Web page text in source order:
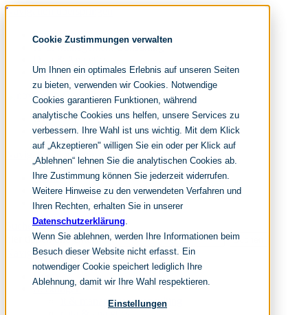
Cookie Zustimmungen verwalten
Um Ihnen ein optimales Erlebnis auf unseren Seiten
zu bieten, verwenden wir Cookies. Notwendige
Cookies garantieren Funktionen, während
analytische Cookies uns helfen, unsere Services zu
verbessern. Ihre Wahl ist uns wichtig. Mit dem Klick
auf „Akzeptieren" willigen Sie ein oder per Klick auf
„Ablehnen“ lehnen Sie die analytischen Cookies ab.
Ihre Zustimmung können Sie jederzeit widerrufen.
Weitere Hinweise zu den verwendeten Verfahren und
Ihren Rechten, erhalten Sie in unserer
Datenschutzerklärung.
Wenn Sie ablehnen, werden Ihre Informationen beim
Besuch dieser Website nicht erfasst. Ein
notwendiger Cookie speichert lediglich Ihre
Ablehnung, damit wir Ihre Wahl respektieren.
Einstellungen
Navigation überspringen
noventum
IT & Management Consulting
People & Culture
DE
EN
Navigation überspringen
Home
Archiv
Redaktion
Suchen
hier tippen und enter
Suchen
Navigation überspringen
Home
Leistungen
it & management consulting